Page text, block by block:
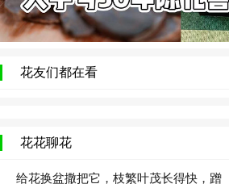
花友们都在看
花花聊花
给花换盆撒把它，枝繁叶茂长得快，蹭